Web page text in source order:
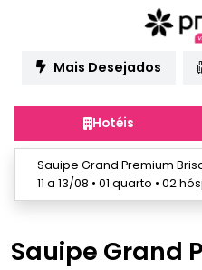
Mais Desejados
Hotéis
Sauipe Grand Premium
11 a 13/08 • 01 quarto • 02
Sauipe Grand